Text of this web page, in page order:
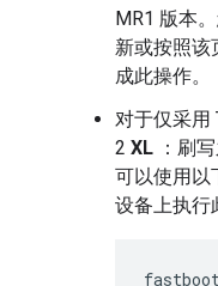
MR1 版本
新或按照该
成此操作。
对于仅采用
2 XL ：刷
可以使用以
设备上执行